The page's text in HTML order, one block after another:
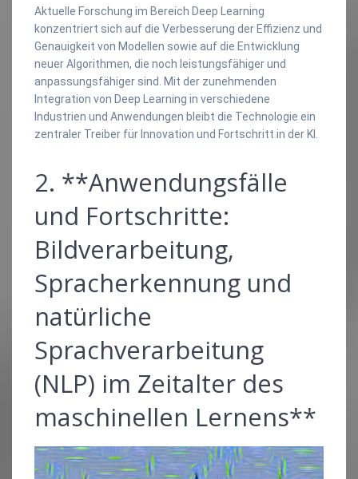
Aktuelle Forschung im Bereich Deep Learning
konzentriert sich auf die Verbesserung der Effizienz und
Genauigkeit von Modellen sowie auf die Entwicklung
neuer Algorithmen, die noch leistungsfähiger und
anpassungsfähiger sind. Mit der zunehmenden
Integration von Deep Learning in verschiedene
Industrien und Anwendungen bleibt die Technologie ein
zentraler Treiber für Innovation und Fortschritt in der KI.
2. **Anwendungsfälle
und Fortschritte:
Bildverarbeitung,
Spracherkennung und
natürliche
Sprachverarbeitung
(NLP) im Zeitalter des
maschinellen Lernens**